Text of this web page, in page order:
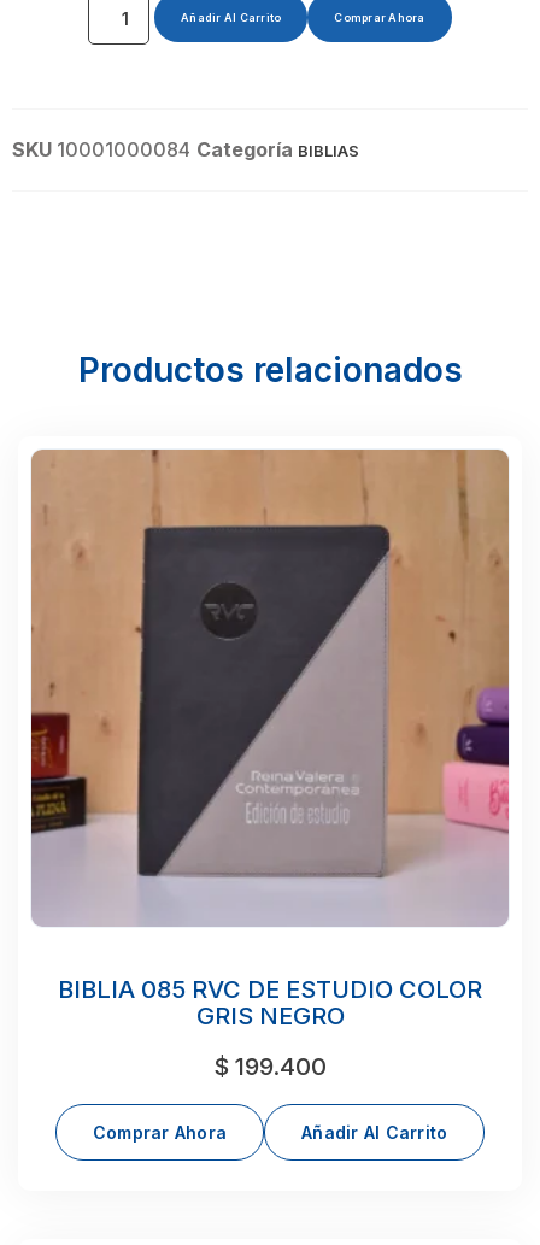
Añadir Al Carrito Comprar Ahora
SKU 10001000084 Categoría BIBLIAS
Productos relacionados
BIBLIA 085 RVC DE ESTUDIO COLOR
GRIS NEGRO
$ 199.400
Comprar Ahora Añadir Al Carrito